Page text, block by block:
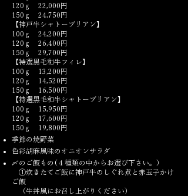
120ｇ 22,000円
150ｇ 24,750円
【神戸牛シャトーブリアン】
100ｇ 24,200円
120ｇ 26,400円
150ｇ 29,700円
【特選黒毛和牛フィレ】
100ｇ 13,200円
120ｇ 14,520円
150ｇ 16,500円
【特選黒毛和牛シャトーブリアン】
100ｇ 15,950円
120ｇ 17,600円
150ｇ 19,800円
季節の焼野菜
色彩胡麻風味のオニオンサラダ
〆のご飯もの(４種類の中からお選び下さい。）
①炊きたてご飯に神戸牛のしぐれ煮と赤玉子かけ
ご飯
（牛丼風にお召し上がりください）